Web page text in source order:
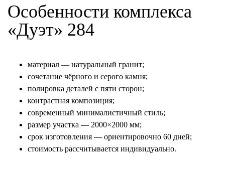
Особенности комплекса
«Дуэт» 284
материал — натуральный гранит;
сочетание чёрного и серого камня;
полировка деталей с пяти сторон;
контрастная композиция;
современный минималистичный стиль;
размер участка — 2000×2000 мм;
срок изготовления — ориентировочно 60 дней;
стоимость рассчитывается индивидуально.